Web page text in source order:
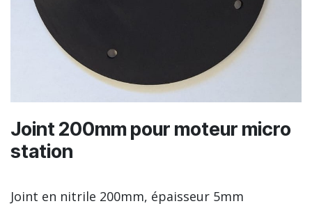
Joint 200mm pour moteur micro
station
Joint en nitrile 200mm, épaisseur 5mm